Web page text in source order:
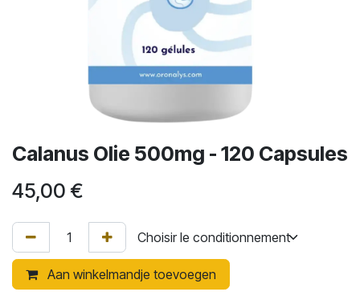
Calanus Olie 500mg - 120 Capsules
45,00 €
Aan winkelmandje toevoegen